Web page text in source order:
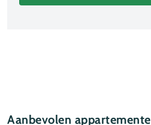
Aanbevolen